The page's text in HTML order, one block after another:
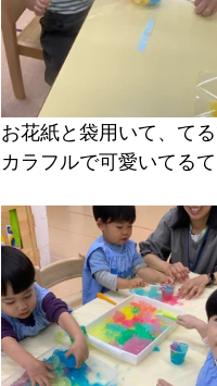
お花紙と袋用いて、て
カラフルで可愛いてる